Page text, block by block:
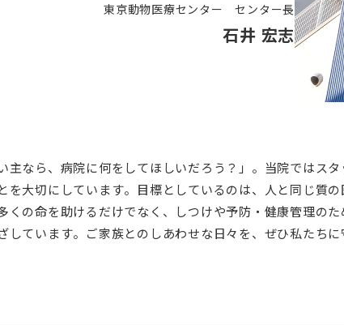
東京動物医療センター センター長
石井 宏志
主なら、病院に何をしてほしいだろう？」。当院ではス
を大切にしています。目標としているのは、人と同じ質
くの命を助けるだけでなく、しつけや予防・健康管理の
しています。ご家族とのしあわせな日々を、ぜひ私たちに